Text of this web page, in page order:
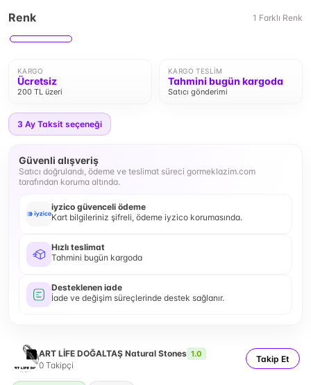
Renk 1 Farklı Renk
KARGO
Ücretsiz
200 TL üzeri
KARGO TESLIM
Tahmini bugün kargoda
Satıcı gönderimi
3 Ay Taksit seçeneği
Güvenli alışveriş
Satıcı doğrulandı, ödeme ve teslimat süreci gormeklazim.com
tarafından koruma altında.
iyzico güvenceli ödeme
Kart bilgileriniz şifreli, ödeme iyzico korumasında.
Hızlı teslimat
Tahmini bugün kargoda
Desteklenen iade
İade ve değişim süreçlerinde destek sağlanır.
ART LİFE DOĞALTAŞ Natural Stones 1.0
0 Takipçi
Takip Et